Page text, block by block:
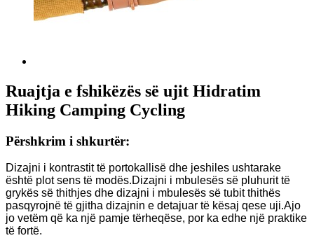
Ruajtja e fshikëzës së ujit Hidratim
Hiking Camping Cycling
Përshkrim i shkurtër:
Dizajni i kontrastit të portokallisë dhe jeshiles ushtarake
është plot sens të modës.Dizajni i mbulesës së pluhurit të
grykës së thithjes dhe dizajni i mbulesës së tubit thithës
pasqyrojnë të gjitha dizajnin e detajuar të kësaj qese uji.Ajo
jo vetëm që ka një pamje tërheqëse, por ka edhe një praktike
të fortë.